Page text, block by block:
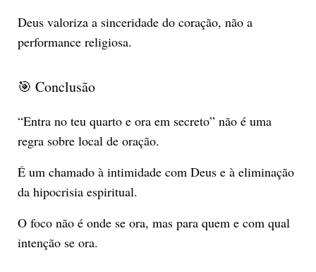
Deus valoriza a sinceridade do coração, não a
performance religiosa.
🎯 Conclusão
“Entra no teu quarto e ora em secreto” não é uma
regra sobre local de oração.
É um chamado à intimidade com Deus e à eliminação
da hipocrisia espiritual.
O foco não é onde se ora, mas para quem e com qual
intenção se ora.